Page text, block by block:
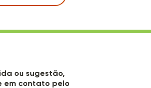
ou sugestão,
em contato pelo